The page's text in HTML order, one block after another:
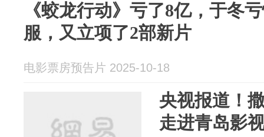
《蛟龙行动》亏了8亿，于冬
服，又立项了2部新片
电影票房预告片 2025-10-18
央视报道！
走进青岛影